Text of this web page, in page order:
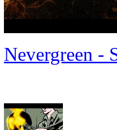
Nevergreen -